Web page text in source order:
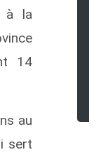
à la
14
au
sert